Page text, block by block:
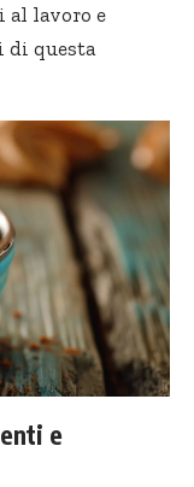
al lavoro e
di questa
e